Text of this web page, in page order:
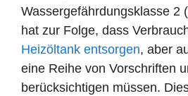
Wassergefährdungsklasse 2 (
hat zur Folge, dass
Heizöltank entsorgen, aber
eine Reihe von Vorschriften
berücksichtigen müssen.